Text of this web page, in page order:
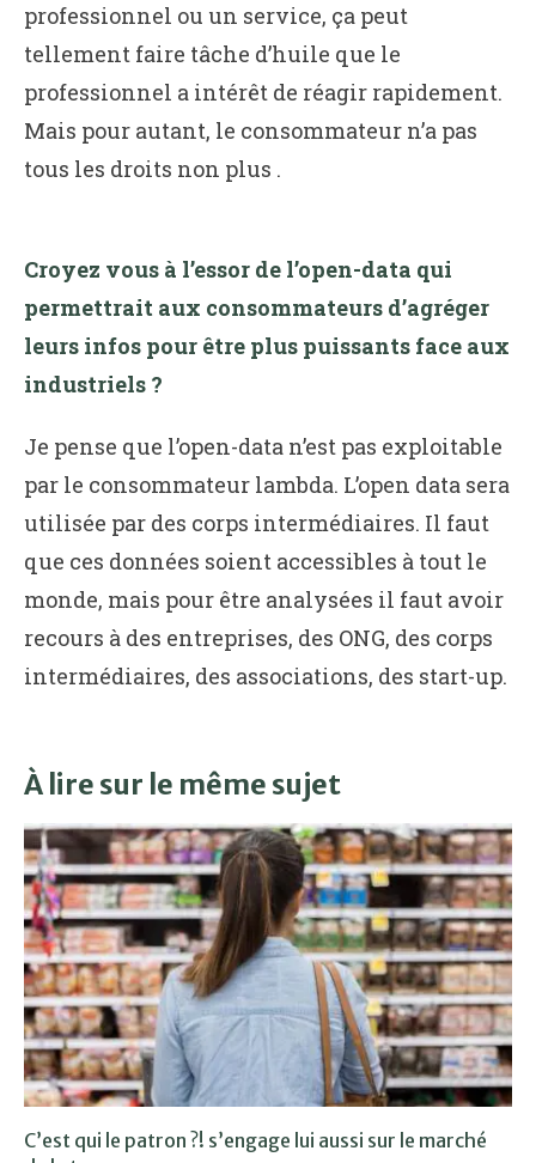
professionnel ou un service, ça peut
tellement faire tâche d’huile que le
professionnel a intérêt de réagir rapidement.
Mais pour autant, le consommateur n’a pas
tous les droits non plus .
Croyez vous à l’essor de l’open-data qui
permettrait aux consommateurs d’agréger
leurs infos pour être plus puissants face aux
industriels ?
Je pense que l’open-data n’est pas exploitable
par le consommateur lambda. L’open data sera
utilisée par des corps intermédiaires. Il faut
que ces données soient accessibles à tout le
monde, mais pour être analysées il faut avoir
recours à des entreprises, des ONG, des corps
intermédiaires, des associations, des start-up.
À lire sur le même sujet
C’est qui le patron ?! s’engage lui aussi sur le marché